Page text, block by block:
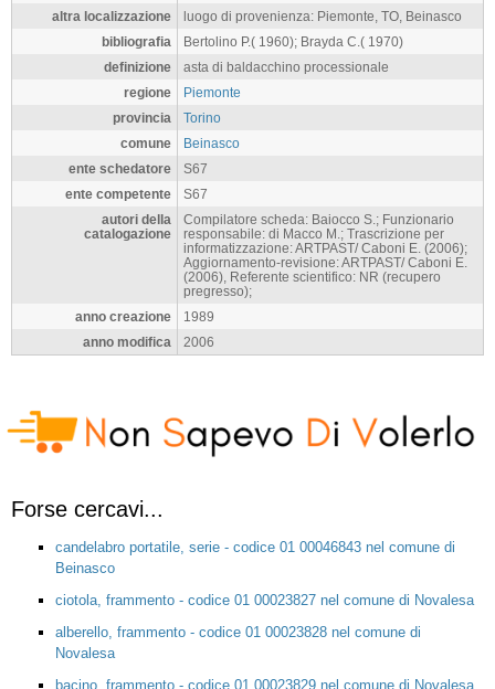
altra localizzazione
luogo di provenienza: Piemonte, TO, Beinasco
bibliografia
Bertolino P.( 1960); Brayda C.( 1970)
definizione
asta di baldacchino processionale
regione
Piemonte
provincia
Torino
comune
Beinasco
ente schedatore
S67
ente competente
S67
autori della
catalogazione
Compilatore scheda: Baiocco S.; Funzionario
responsabile: di Macco M.; Trascrizione per
informatizzazione: ARTPAST/ Caboni E. (2006);
Aggiornamento-revisione: ARTPAST/ Caboni E.
(2006), Referente scientifico: NR (recupero
pregresso);
anno creazione
1989
anno modifica
2006
Forse cercavi...
candelabro portatile, serie - codice 01 00046843 nel comune di
Beinasco
ciotola, frammento - codice 01 00023827 nel comune di Novalesa
alberello, frammento - codice 01 00023828 nel comune di
Novalesa
bacino, frammento - codice 01 00023829 nel comune di Novalesa